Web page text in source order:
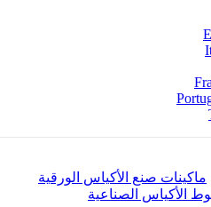
ماكينات صنع الأكياس الورقية
الأكياس الصناعية